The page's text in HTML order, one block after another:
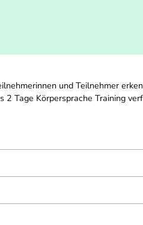
und Teilnehmer
Tage Körpersprache Training